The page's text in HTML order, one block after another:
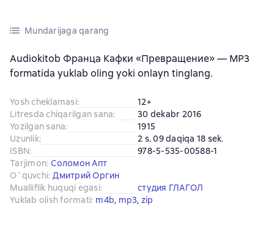
Mundarijaga qarang
Audiokitob Франца Кафки «Превращение» — MP3
formatida yuklab oling yoki onlayn tinglang.
Yosh cheklamasi:
12+
Litresda chiqarilgan sana:
30 dekabr 2016
Yozilgan sana:
1915
Uzunlik:
2 s. 09 daqiqa 18 sek.
ISBN:
978-5-535-00588-1
Tarjimon: Соломон Апт
O`quvchi: Дмитрий Оргин
Mualliflik huquqi egasi:
студия ГЛАГОЛ
Yuklab olish formati: m4b, mp3, zip